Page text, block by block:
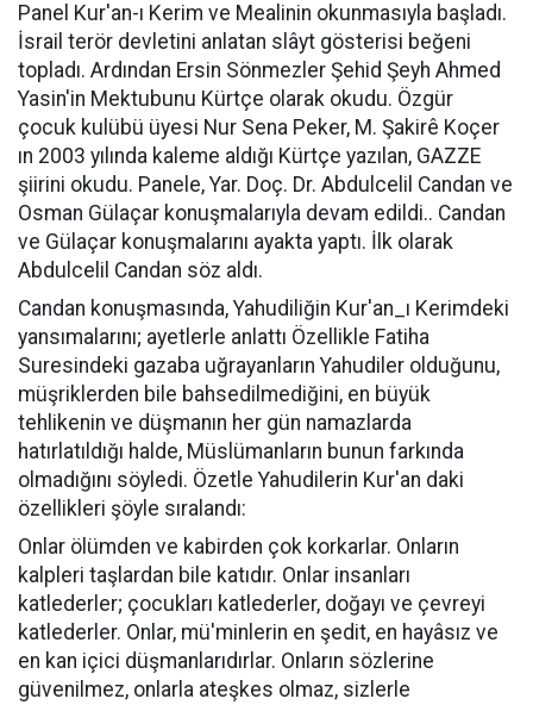
Panel Kur'an-ı Kerim ve Mealinin okunmasıyla başladı.
İsrail terör devletini anlatan slâyt gösterisi beğeni
topladı. Ardından Ersin Sönmezler Şehid Şeyh Ahmed
Yasin'in Mektubunu Kürtçe olarak okudu. Özgür
çocuk kulübü üyesi Nur Sena Peker, M. Şakirê Koçer
ın 2003 yılında kaleme aldığı Kürtçe yazılan, GAZZE
şiirini okudu. Panele, Yar. Doç. Dr. Abdulcelil Candan ve
Osman Gülaçar konuşmalarıyla devam edildi.. Candan
ve Gülaçar konuşmalarını ayakta yaptı. İlk olarak
Abdulcelil Candan söz aldı.
Candan konuşmasında, Yahudiliğin Kur'an_ı Kerimdeki
yansımalarını; ayetlerle anlattı Özellikle Fatiha
Suresindeki gazaba uğrayanların Yahudiler olduğunu,
müşriklerden bile bahsedilmediğini, en büyük
tehlikenin ve düşmanın her gün namazlarda
hatırlatıldığı halde, Müslümanların bunun farkında
olmadığını söyledi. Özetle Yahudilerin Kur'an daki
özellikleri şöyle sıralandı:
Onlar ölümden ve kabirden çok korkarlar. Onların
kalpleri taşlardan bile katıdır. Onlar insanları
katlederler; çocukları katlederler, doğayı ve çevreyi
katlederler. Onlar, mü'minlerin en şedit, en hayâsız ve
en kan içici düşmanlarıdırlar. Onların sözlerine
güvenilmez, onlarla ateşkes olmaz, sizlerle